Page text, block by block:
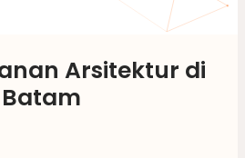
Arsitektur di
Batam